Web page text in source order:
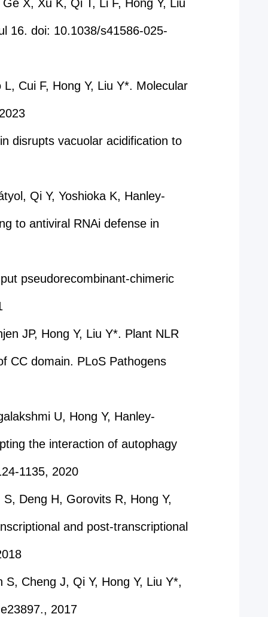
X, Xu K, Qi T, Li F, Hong Y, Liu
16. doi: 10.1038/s41586-025-
Cui F, Hong Y, Liu Y*. Molecular
disrupts vacuolar acidification to
Qi Y, Yoshioka K, Hanley-
to antiviral RNAi defense in
pseudorecombinant-chimeric
JP, Hong Y, Liu Y*. Plant NLR
CC domain. PLoS Pathogens
U, Hong Y, Hanley-
the interaction of autophagy
1135, 2020
Deng H, Gorovits R, Hong Y,
and post-transcriptional
Cheng J, Qi Y, Hong Y, Liu Y*,
2017